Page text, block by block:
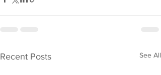
Recent Posts See All